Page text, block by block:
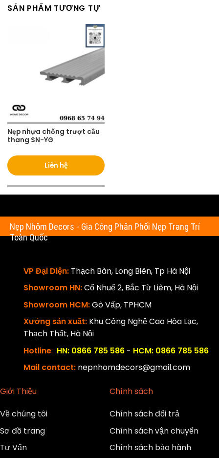
SẢN PHẨM TƯƠNG TỰ
Nẹp nhựa chống trượt cầu
thang SN-YG
Liên hệ
Nẹp Nhôm Decors - Gia Công Phân Phối Nẹp Trang Trí
Toàn Quốc
VP Đại Diện: Thạch Bàn, Long Biên, Tp Hà Nội
Showroom HN:Cổ Nhuế 2, Bắc Từ Liêm, Hà Nội
Showroom HCM:Gò Vấp, TPHCM
Xưởng sản xuất: Khu Công Nghệ Cao Hòa Lạc,
Thạch Thất, Hà Nội
Hotline: HN: 0866 785 586 - HCM: 0866 785 586
Mail contact: nepnhomdecors@gmail.com
Giới Thiệu
Về chúng tôi
Sơ đồ trang
Tư Vấn
Chính sách
Chính sách đổi trả
Chính sách vận chuyển
Chính sách bảo hành